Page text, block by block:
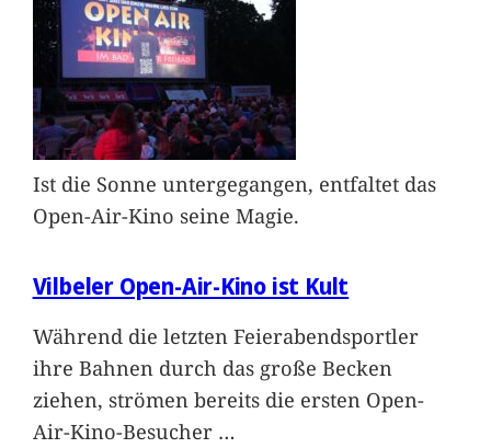
Ist die Sonne untergegangen, entfaltet das
Open-Air-Kino seine Magie.
Vilbeler Open-Air-Kino ist Kult
Während die letzten Feierabendsportler
ihre Bahnen durch das große Becken
ziehen, strömen bereits die ersten Open-
Air-Kino-Besucher …